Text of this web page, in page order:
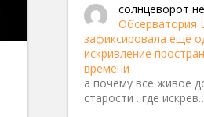
солнцеворот
Обсерватория
зафиксировала еще
искривление
времени
а почему всё живое
старости . где